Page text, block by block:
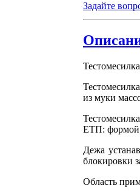
Задайте
из муки
ЕТП: формой
Дежа
блокировки
Область